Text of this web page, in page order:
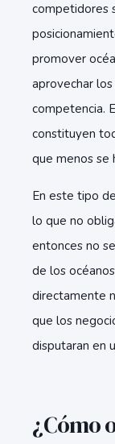
competidores
promover
aprovechar
competencia.
constituyen
que menos se
En este tipo
lo que no
entonces no
de los
directamente
que los
disputaran en
¿Cómo